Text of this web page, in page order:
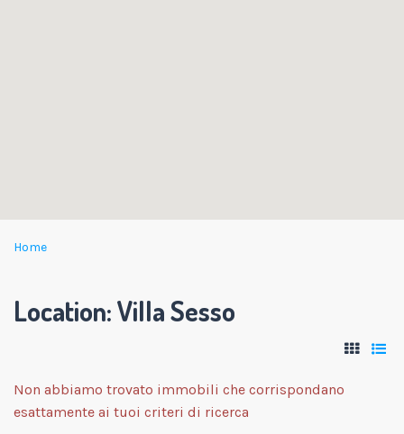
Home
Location:Villa Sesso
Non abbiamo trovato immobili che corrispondano
esattamente ai tuoi criteri di ricerca